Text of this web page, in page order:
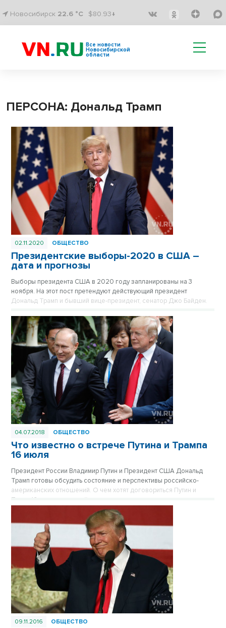
Новосибирск 22.6 °C $80.93↓
Все новости
Новосибирской
области
ПЕРСОНА: Дональд Трамп
02.11.2020 ОБЩЕСТВО
Президентские выборы-2020 в США –
дата и прогнозы
Выборы президента США в 2020 году запланированы на 3
ноября. На этот пост претендуют действующий президент
Дональд Трамп и бывший вице-президент, сенатор Джо Байден.
04.07.2018 ОБЩЕСТВО
Что известно о встрече Путина и Трампа
16 июля
Президент России Владимир Путин и Президент США Дональд
Трамп готовы обсудить состояние и перспективы российско-
американских отношений. О чем хотят договориться Путин и
Трамп 16 июля на третьей встрече лицом к лицу, когда и где
пройдет саммит Россия-США 2018, выяснял корреспондент VN.ru.
09.11.2016 ОБЩЕСТВО